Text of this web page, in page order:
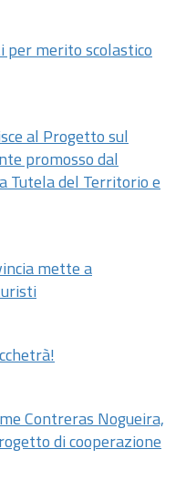
per merito scolastico
al Progetto sul
promosso dal
Tutela del Territorio e
mette a
Contreras Nogueira,
di cooperazione